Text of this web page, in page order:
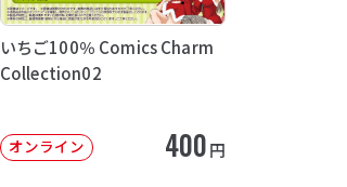
いちご100％ Comics Charm
Collection02
オンライン 400円